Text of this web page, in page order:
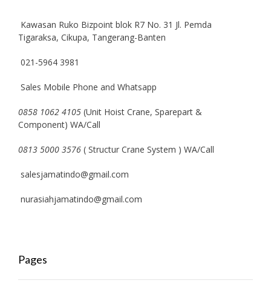
Kawasan Ruko Bizpoint blok R7 No. 31 Jl. Pemda
Tigaraksa, Cikupa, Tangerang-Banten
021-5964 3981
Sales Mobile Phone and Whatsapp
0858 1062 4105 (Unit Hoist Crane, Sparepart &
Component) WA/Call
0813 5000 3576 ( Structur Crane System ) WA/Call
salesjamatindo@gmail.com
nurasiahjamatindo@gmail.com
Pages